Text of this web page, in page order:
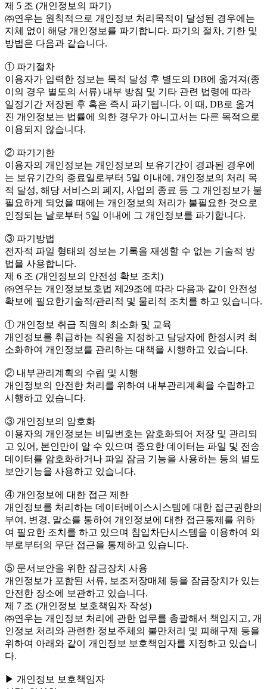
제 5 조 (개인정보의 파기)
㈜연우는 원칙적으로 개인정보 처리목적이 달성된 경우에는
지체 없이 해당 개인정보를 파기합니다. 파기의 절차, 기한 및
방법은 다음과 같습니다.
① 파기절차
이용자가 입력한 정보는 목적 달성 후 별도의 DB에 옮겨져(종
이의 경우 별도의 서류) 내부 방침 및 기타 관련 법령에 따라
일정기간 저장된 후 혹은 즉시 파기됩니다. 이 때, DB로 옮겨
진 개인정보는 법률에 의한 경우가 아니고서는 다른 목적으로
이용되지 않습니다.
② 파기기한
이용자의 개인정보는 개인정보의 보유기간이 경과된 경우에
는 보유기간의 종료일로부터 5일 이내에, 개인정보의 처리 목
적 달성, 해당 서비스의 폐지, 사업의 종료 등 그 개인정보가 불
필요하게 되었을 때에는 개인정보의 처리가 불필요한 것으로
인정되는 날로부터 5일 이내에 그 개인정보를 파기합니다.
③ 파기방법
전자적 파일 형태의 정보는 기록을 재생할 수 없는 기술적 방
법을 사용합니다.
제 6 조 (개인정보의 안전성 확보 조치)
㈜연우는 개인정보보호법 제29조에 따라 다음과 같이 안전성
확보에 필요한기술적/관리적 및 물리적 조치를 하고 있습니다.
① 개인정보 취급 직원의 최소화 및 교육
개인정보를 취급하는 직원을 지정하고 담당자에 한정시켜 최
소화하여 개인정보를 관리하는 대책을 시행하고 있습니다.
② 내부관리계획의 수립 및 시행
개인정보의 안전한 처리를 위하여 내부관리계획을 수립하고
시행하고 있습니다.
③ 개인정보의 암호화
이용자의 개인정보는 비밀번호는 암호화되어 저장 및 관리되
고 있어, 본인만이 알 수 있으며 중요한 데이터는 파일 및 전송
데이터를 암호화하거나 파일 잠금 기능을 사용하는 등의 별도
보안기능을 사용하고 있습니다.
④ 개인정보에 대한 접근 제한
개인정보를 처리하는 데이터베이스시스템에 대한 접근권한의
부여, 변경, 말소를 통하여 개인정보에 대한 접근통제를 위하
여 필요한 조치를 하고 있으며 침입차단시스템을 이용하여 외
부로부터의 무단 접근을 통제하고 있습니다.
⑤ 문서보안을 위한 잠금장치 사용
개인정보가 포함된 서류, 보조저장매체 등을 잠금장치가 있는
안전한 장소에 보관하고 있습니다.
제 7 조 (개인정보 보호책임자 작성)
㈜연우는 개인정보 처리에 관한 업무를 총괄해서 책임지고, 개
인정보 처리와 관련한 정보주체의 불만처리 및 피해구제 등을
위하여 아래와 같이 개인정보 보호책임자를 지정하고 있습니
다.
▶ 개인정보 보호책임자